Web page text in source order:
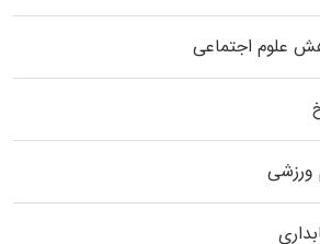
علوم اجتماعی
ورزشی